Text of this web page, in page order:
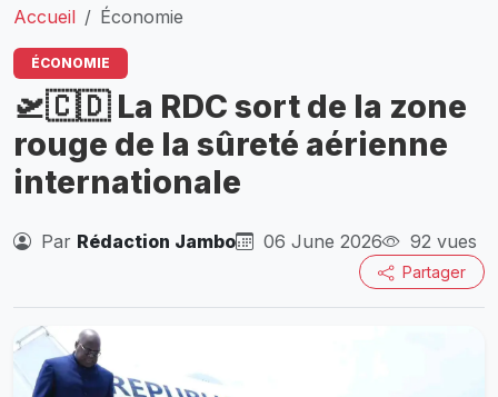
Accueil Économie
ÉCONOMIE
🛫🇨🇩 La RDC sort de la zone
rouge de la sûreté aérienne
internationale
Par Rédaction Jambo 06 June 2026 92 vues
Partager